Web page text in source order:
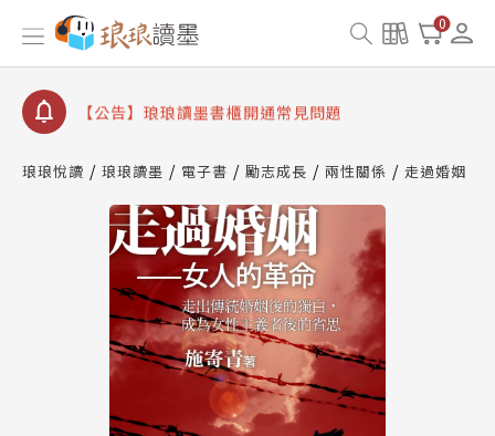
0
【公告】因 Readmoo 讀墨系統維護中，本站同步暫
停部分閱讀服務
【公告】琅琅讀墨數位閱讀資產合併與書櫃開通申請
【公告】琅琅讀墨書櫃開通常見問題
請圖文教學
查詢
【公告】因 Readmoo 讀墨系統維護中，本站同步暫
停部分閱讀服務
琅琅悅讀 琅琅讀墨 電子書 勵志成長 兩性關係 走過婚姻